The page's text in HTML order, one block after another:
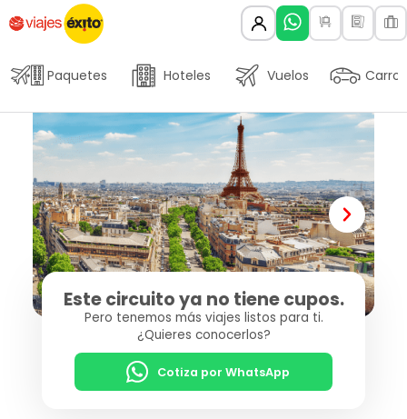
Paquetes Hoteles Vuelos Carros
Este circuito ya no tiene cupos.
Pero tenemos más viajes listos para ti.
¿Quieres conocerlos?
Cotiza por WhatsApp